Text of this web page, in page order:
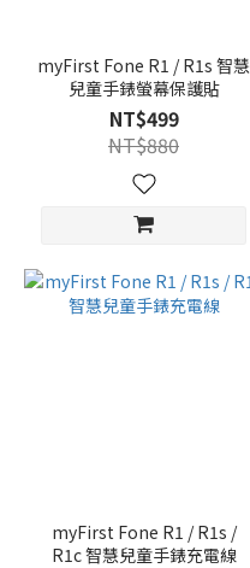
myFirst Fone R1 / R1s 智慧
兒童手錶螢幕保護貼
NT$499
NT$880
myFirst Fone R1 / R1s /
R1c 智慧兒童手錶充電線